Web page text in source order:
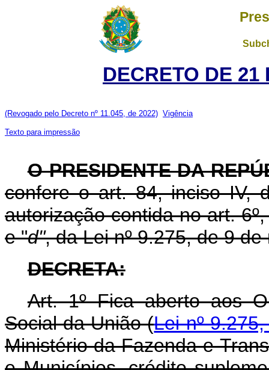
DECRETO DE 21
(Revogado pelo Decreto nº 11.045, de 2022) Vigência
Texto para impressão
O PRESIDENTE DA
confere o art. 84, inciso IV,
autorização contida no art.
e "d", da Lei nº 9.275, de 9
DECRETA:
Art. 1º Fica aberto aos
Social da União (Lei nº
Ministério da Fazenda e